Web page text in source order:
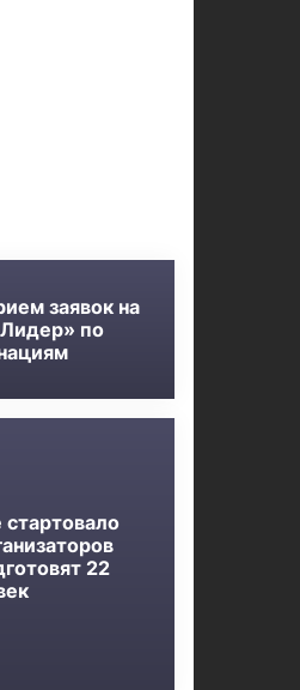
заявок на
по
стартовало
22